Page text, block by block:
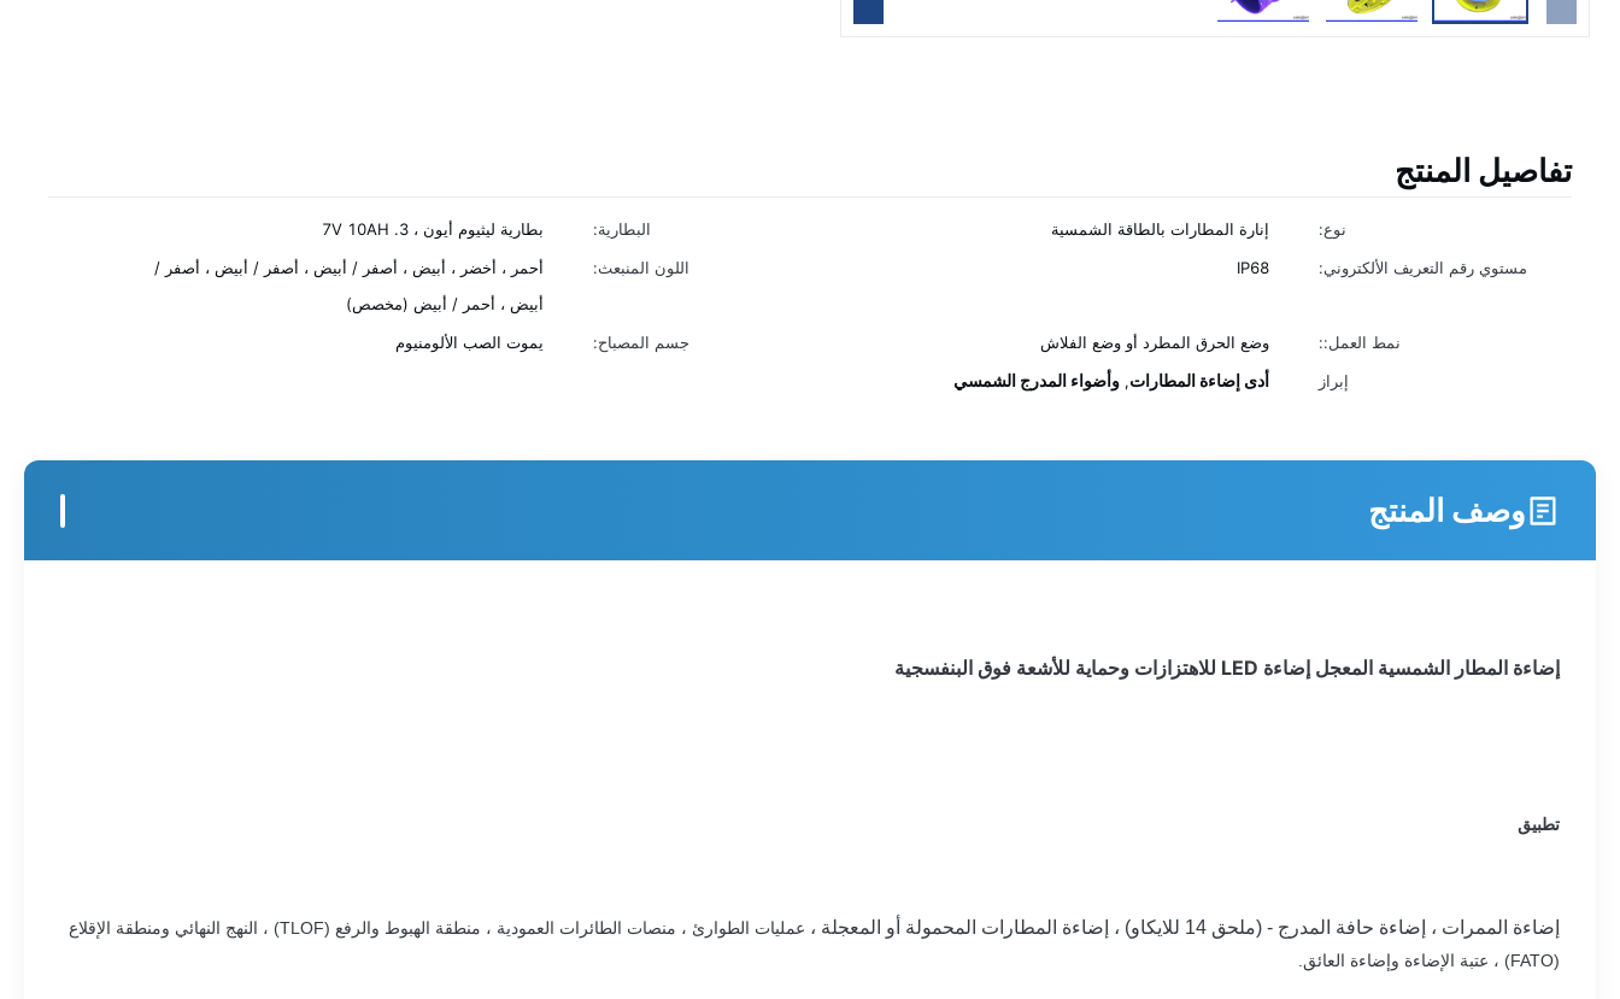
تفاصيل المنتج
نوع: إنارة المطارات بالطاقة الشمسية البطارية:
بطارية ليثيوم أيون ، 3. 7V 10AH
مستوي رقم التعريف الألكتروني:
IP68 اللون المنبعث:
أحمر ، أخضر ، أبيض ، أصفر / أبيض ، أصفر / أبيض ، أصفر /
أبيض ، أحمر / أبيض (مخصص)
نمط العمل::
وضع الحرق المطرد أو وضع الفلاش جسم المصباح:
يموت الصب الألومنيوم
إبراز
أدى إضاءة المطارات, وأضواء المدرج الشمسي
وصف المنتج
إضاءة المطار الشمسية المعجل إضاءة LED للاهتزازات وحماية للأشعة فوق البنفسجية
تطبيق
إضاءة الممرات ، إضاءة حافة المدرج - (ملحق 14 للايكاو) ، إضاءة المطارات المحمولة أو المعجلة ،
عمليات الطوارئ ، منصات الطائرات العمودية ، منطقة الهبوط والرفع (TLOF) ، النهج النهائي ومنطقة الإقلاع
(FATO) ، عتبة الإضاءة وإضاءة العائق.